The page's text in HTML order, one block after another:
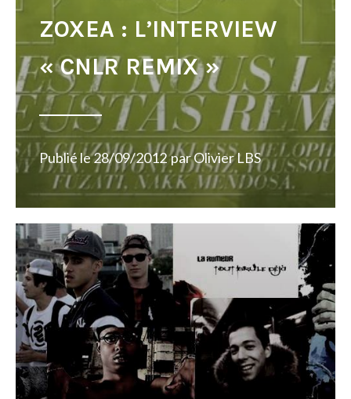
ZOXEA : L’INTERVIEW
« CNLR REMIX »
Publié le28/09/2012 parOlivier LBS